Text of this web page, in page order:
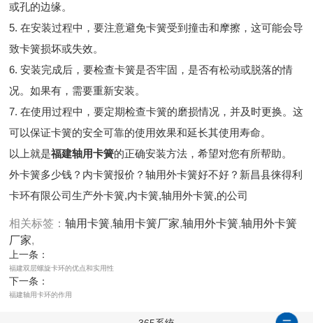
或孔的边缘。
5. 在安装过程中，要注意避免卡簧受到撞击和摩擦，这可能会导
致卡簧损坏或失效。
6. 安装完成后，要检查卡簧是否牢固，是否有松动或脱落的情
况。如果有，需要重新安装。
7. 在使用过程中，要定期检查卡簧的磨损情况，并及时更换。这
可以保证卡簧的安全可靠的使用效果和延长其使用寿命。
以上就是福建轴用卡簧的正确安装方法，希望对您有所帮助。
外卡簧多少钱？内卡簧报价？轴用外卡簧好不好？新昌县徕得利
卡环有限公司生产外卡簧,内卡簧,轴用外卡簧,的公司
相关标签：轴用卡簧,轴用卡簧厂家,轴用外卡簧,轴用外卡簧
厂家,
上一条：
福建双层螺旋卡环的优点和实用性
下一条：
福建轴用卡环的作用